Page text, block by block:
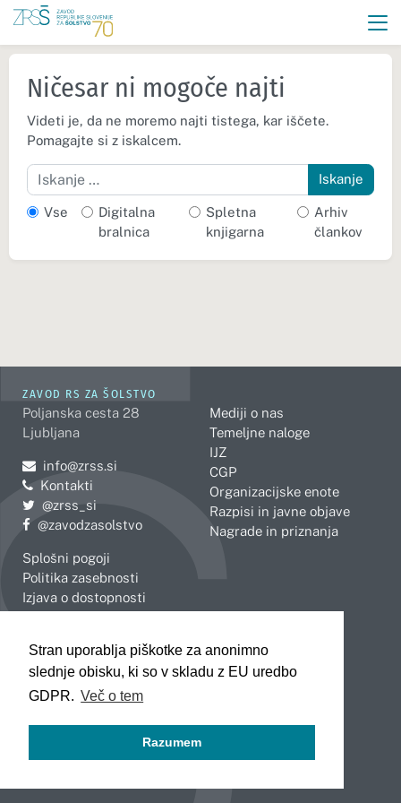
Stran uporablja piškotke za anonimno
slednje obisku, ki so v skladu z EU uredbo
GDPR. Več o tem
Razumem
Ničesar ni mogoče najti
Videti je, da ne moremo najti tistega, kar iščete.
Pomagajte si z iskalcem.
Iskanje
Vse
Digitalna
bralnica
Spletna
knjigarna
Arhiv
člankov
ZAVOD RS ZA ŠOLSTVO
Poljanska cesta 28
Ljubljana
Pošljite e-mail na
info@zrss.si
Kontakti
Pojdite na Twitter:
@zrss_si
Pojdite na Facebook:
@zavodzasolstvo
Splošni pogoji
Politika zasebnosti
Izjava o dostopnosti
Mediji o nas
Temeljne naloge
IJZ
CGP
Organizacijske enote
Razpisi in javne objave
Nagrade in priznanja
Celje
Koper
Kranj
Novo mesto
Slovenj Gradec